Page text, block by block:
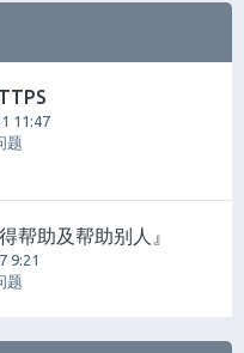
11:47
题
助及帮助别人』
9:21
题